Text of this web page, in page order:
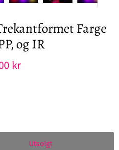
Farge
og IR
pris
kr
Utsolgt